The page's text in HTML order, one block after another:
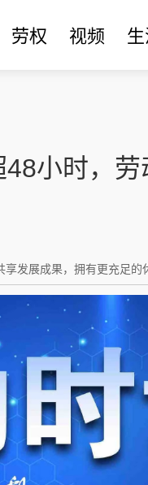
劳权 视频
小时，劳
发展成果，拥有更充足的